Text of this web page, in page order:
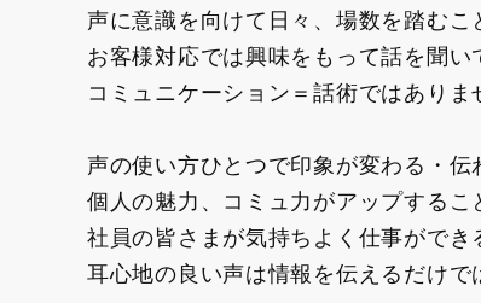
声に意識を向けて日々、場数を踏む
お客様対応では興味をもって話を聞い
コミュニケーション＝話術ではありま
声の使い方ひとつで印象が変わる・
個人の魅力、コミュ力がアップする
社員の皆さまが気持ちよく仕事ができ
耳心地の良い声は情報を伝えるだけで